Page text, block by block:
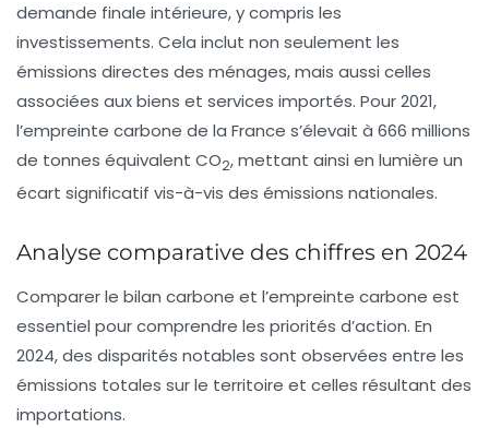
demande finale intérieure, y compris les
investissements. Cela inclut non seulement les
émissions directes des ménages, mais aussi celles
associées aux biens et services importés. Pour 2021,
l’empreinte carbone de la France s’élevait à 666 millions
de tonnes équivalent CO2, mettant ainsi en lumière un
écart significatif vis-à-vis des émissions nationales.
Analyse comparative des chiffres en 2024
Comparer le bilan carbone et l’empreinte carbone est
essentiel pour comprendre les priorités d’action. En
2024, des disparités notables sont observées entre les
émissions totales sur le territoire et celles résultant des
importations.